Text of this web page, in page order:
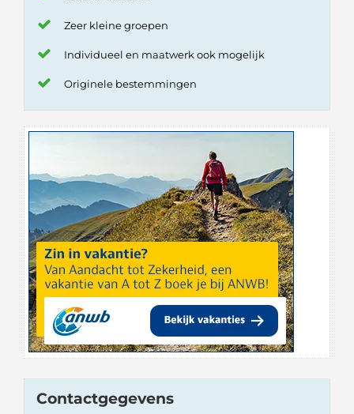
Zeer kleine groepen
Individueel en maatwerk ook mogelijk
Originele bestemmingen
Contactgegevens